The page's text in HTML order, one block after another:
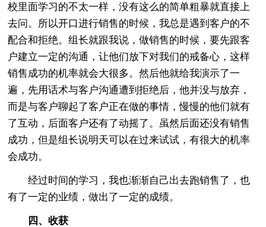
校里面学习的不太一样，没有这么的简单粗暴就直接上
去问。所以开口进行销售的时候，我总是遇到客户的不
配合和拒绝。组长就跟我说，做销售的时候，要先跟客
户建立一定的沟通，让他们放下对我们的戒备心，这样
销售成功的机率就会大很多。然后他就给我演示了一
遍，先用话术与客户沟通遭到拒绝后，他并没与放弃，
而是与客户聊起了客户正在做的事情，慢慢的他们就有
了互动，后面客户还有了动摇了。虽然后面还没有销售
成功，但是组长说明天可以在过来试试，有很大的机率
会成功。
经过时间的学习，我也渐渐自己出去跑销售了，也
有了一定的业绩，做出了一定的成绩。
四、收获